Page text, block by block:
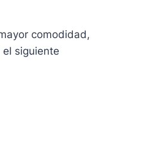
comodidad,
siguiente